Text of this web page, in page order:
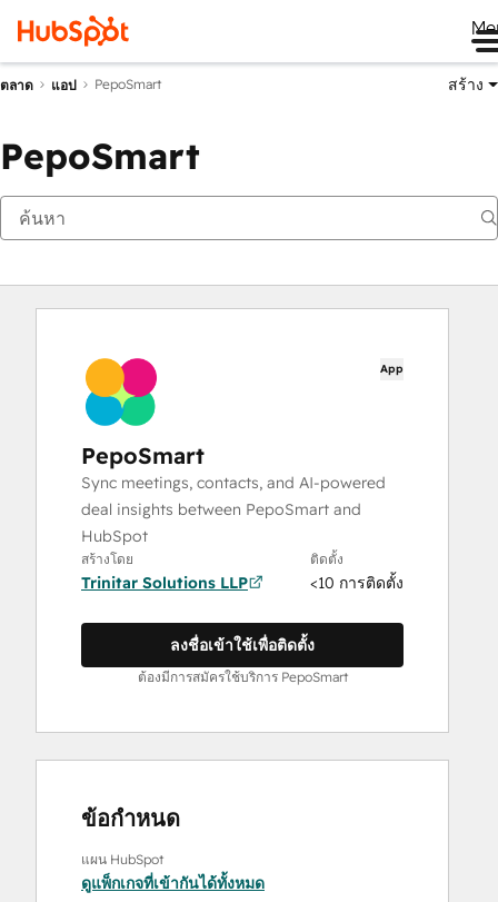
ตลาด แอป PepoSmart สร้าง
PepoSmart
App
PepoSmart
Sync meetings, contacts, and AI-powered
deal insights between PepoSmart and
HubSpot
สร้างโดย
Trinitar Solutions LLP
ติดตั้ง
<10 การติดตั้ง
ลงชื่อเข้าใช้เพื่อติดตั้ง
ต้องมีการสมัครใช้บริการ PepoSmart
ข้อกำหนด
แผน HubSpot
ดูแพ็กเกจที่เข้ากันได้ทั้งหมด